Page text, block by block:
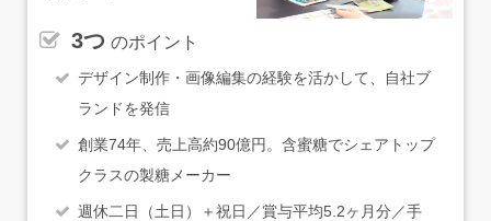
3つ のポイント
デザイン制作・画像編集の経験を活かして、自社ブ
ランドを発信
創業74年、売上高約90億円。含蜜糖でシェアトップ
クラスの製糖メーカー
週休二日（土日）＋祝日／賞与平均5.2ヶ月分／手